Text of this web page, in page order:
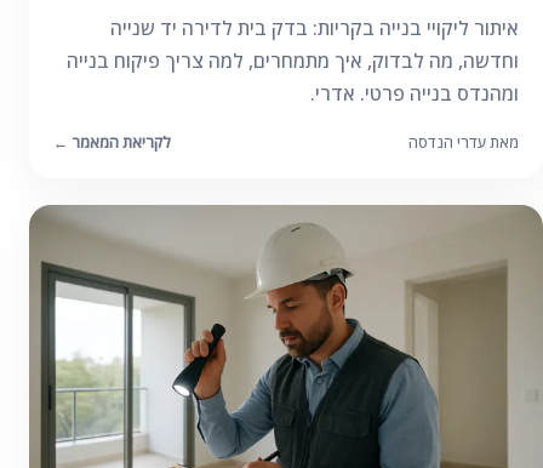
איתור ליקויי בנייה בקריות: בדק בית לדירה יד שנייה
וחדשה, מה לבדוק, איך מתמחרים, למה צריך פיקוח בנייה
ומהנדס בנייה פרטי. אדרי.
מאת עדרי הנדסה לקריאת המאמר ←